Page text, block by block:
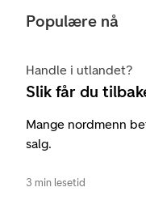
Populære nå
Handle i utlandet?
Slik får du
Mange nordmenn
salg.
3 min lesetid